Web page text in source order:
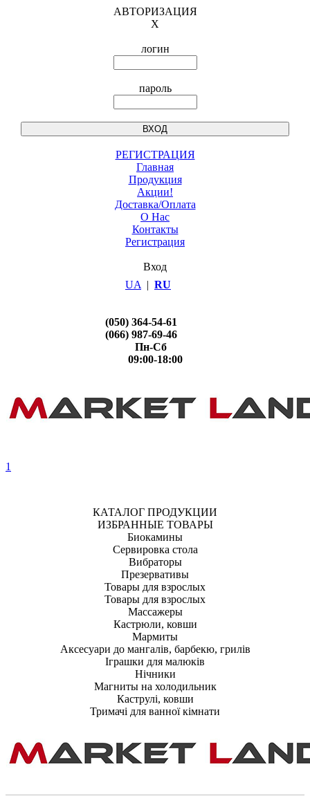
АВТОРИЗАЦИЯ
X
логин
пароль
РЕГИСТРАЦИЯ
Главная
Продукция
Акции!
Доставка/Оплата
О Нас
Контакты
Регистрация
Вход
UA | RU
(050) 364-54-61
(066) 987-69-46
Пн-Сб
09:00-18:00
1
КАТАЛОГ ПРОДУКЦИИ
ИЗБРАННЫЕ ТОВАРЫ
Биокамины
Сервировка стола
Вибраторы
Презервативы
Товары для взрослых
Товары для взрослых
Массажеры
Кастрюли, ковши
Мармиты
Аксесуари до мангалів, барбекю, грилів
Іграшки для малюків
Нічники
Магниты на холодильник
Каструлі, ковши
Тримачі для ванної кімнати